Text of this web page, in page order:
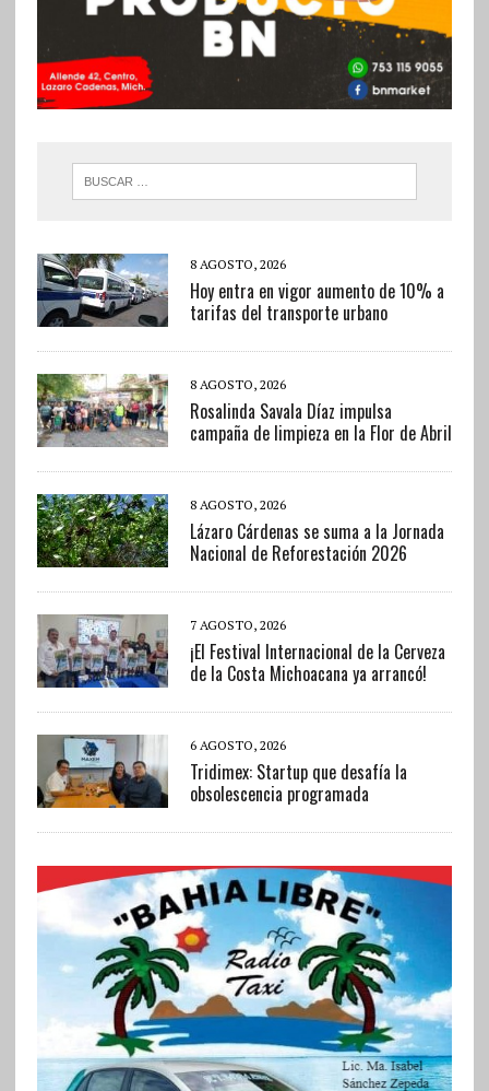
8 AGOSTO, 2026
Hoy entra en vigor aumento de 10% a
tarifas del transporte urbano
8 AGOSTO, 2026
Rosalinda Savala Díaz impulsa
campaña de limpieza en la Flor de Abril
8 AGOSTO, 2026
Lázaro Cárdenas se suma a la Jornada
Nacional de Reforestación 2026
7 AGOSTO, 2026
¡El Festival Internacional de la Cerveza
de la Costa Michoacana ya arrancó!
6 AGOSTO, 2026
Tridimex: Startup que desafía la
obsolescencia programada